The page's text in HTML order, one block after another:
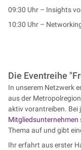
09:30 Uhr – Insights
10:30 Uhr –
Die Eventreihe
In unserem Netzwerk
aus der
aktiv vorantreiben. Bei
Mitgliedsunternehmen
Thema auf und gibt
Ihr erfahrt aus erster